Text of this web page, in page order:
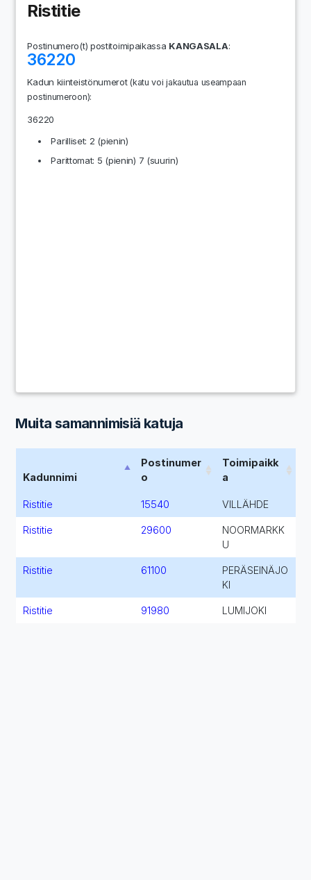
Ristitie
Postinumero(t) postitoimipaikassa KANGASALA:
36220
Kadun kiinteistönumerot(katu voi jakautua useampaan
postinumeroon):
36220
Parilliset: 2 (pienin)
Parittomat: 5 (pienin) 7 (suurin)
Muita samannimisiä katuja
Kadunnimi
Postinumer
o
Toimipaikk
a
Ristitie 15540 VILLÄHDE
Ristitie 29600
NOORMARKK
U
Ristitie 61100
PERÄSEINÄJO
KI
Ristitie 91980 LUMIJOKI